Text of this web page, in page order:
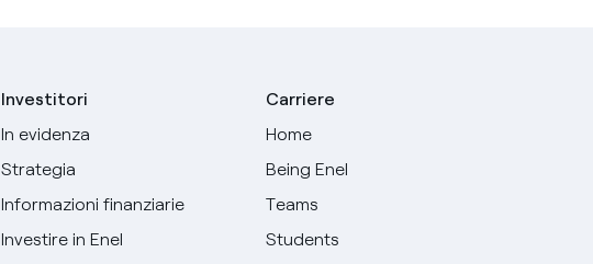
Investitori
In evidenza
Strategia
Informazioni finanziarie
Investire in Enel
Carriere
Home
Being Enel
Teams
Students